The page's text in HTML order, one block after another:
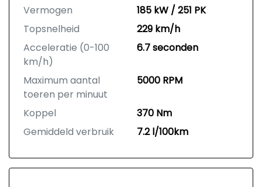
Vermogen
185 kW / 251 PK
Topsnelheid
229 km/h
Acceleratie (0-100
km/h)
6.7 seconden
Maximum aantal
toeren per minuut
5000 RPM
Koppel
370 Nm
Gemiddeld verbruik
7.2 l/100km